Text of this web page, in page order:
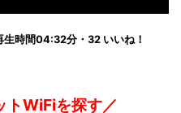
時間04:32分・32 いいね！
トWiFiを探す／